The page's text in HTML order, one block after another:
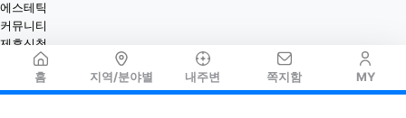
홈 지역/분야별 내주변 쪽지함 MY
에스테틱
커뮤니티
제휴신청